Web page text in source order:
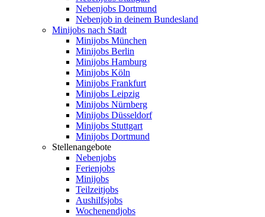
Nebenjobs Dortmund
Nebenjob in deinem Bundesland
Minijobs nach Stadt
Minijobs München
Minijobs Berlin
Minijobs Hamburg
Minijobs Köln
Minijobs Frankfurt
Minijobs Leipzig
Minijobs Nürnberg
Minijobs Düsseldorf
Minijobs Stuttgart
Minijobs Dortmund
Stellenangebote
Nebenjobs
Ferienjobs
Minijobs
Teilzeitjobs
Aushilfsjobs
Wochenendjobs